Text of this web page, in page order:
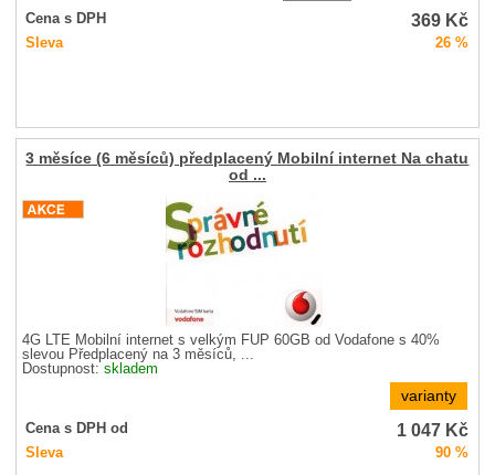
Cena s DPH 369 Kč
Sleva 26 %
3 měsíce (6 měsíců) předplacený Mobilní internet Na chatu
od ...
4G LTE Mobilní internet s velkým FUP 60GB od Vodafone s 40%
slevou Předplacený na 3 měsíců, ...
Dostupnost:skladem
varianty
Cena s DPH od 1 047 Kč
Sleva 90 %